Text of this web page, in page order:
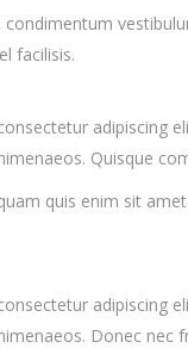
facilisis.
adipiscing
Quisque
quis enim sit
adipiscing
Donec nec